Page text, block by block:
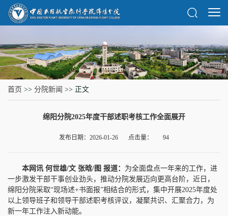
首页 >> 分院新闻 >> 正文
绵阳分院2025年度干部述职考核工作全面展开
发布日期：2026-01-26 点击量： 94
本网讯 何世雄/文 张晗/图 报道： 为全面盘点一年来的工作，进
一步激发干部干事创业劲头，推动分院发展迈向更高台阶，近日，
绵阳分院采取“现场述+书面报”相结合的形式，集中开展2025年度处
以上领导班子和领导干部述职考核评议，凝聚共识、汇聚合力，为
新一年工作注入新动能。